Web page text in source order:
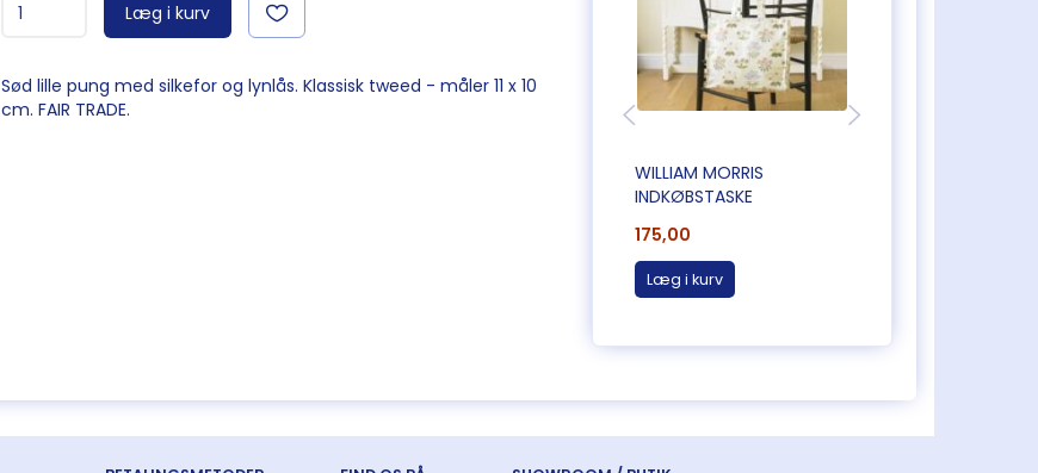
Læg i kurv
Sød lille pung med silkefor og lynlås. Klassisk tweed - måler 11 x 10
cm. FAIR TRADE.
WILLIAM MORRIS
INDKØBSTASKE
175,00
Læg i kurv